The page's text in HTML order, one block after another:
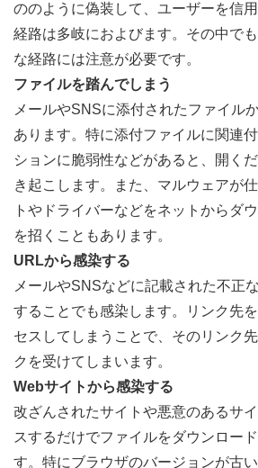
ののように偽装して、ユーザーを信
経路は多岐におよびます。その中で
な経路には注意が必要です。
ファイルを踏んでしまう
メールやSNSに添付されたファイル
あります。特に添付ファイルに関連
ションに脆弱性などがあると、開く
き起こします。また、マルウェアが
トやドライバーなどをネットからダ
を招くこともあります。
URLから感染する
メールやSNSなどに記載された不正
することでも感染します。リンク先
セスしてしまうことで、そのリンク
クを受けてしまいます。
Webサイトから感染する
改ざんされたサイトや悪意のあるサ
スするだけでファイルをダウンロー
す。特にブラウザのバージョンが古